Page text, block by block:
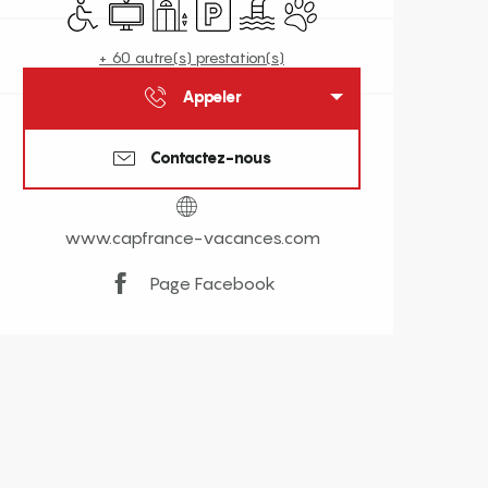
Accès handicapés
TélévisionAscenseur
Parking PiscineAnimaux acceptés
+ 60 autre(s) prestation(s)
Appeler
Contactez-nous
www.capfrance-vacances.com
Page Facebook